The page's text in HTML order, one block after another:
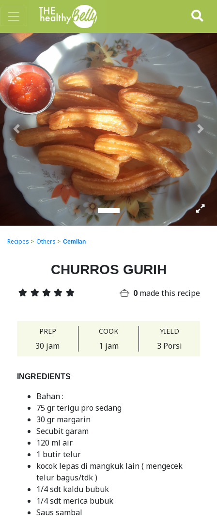
Previous Next
Recipes > Others > Cemilan
CHURROS GURIH
0 made this recipe
PREP
30 jam
COOK
1 jam
YIELD
3 Porsi
INGREDIENTS
Bahan :
75 gr terigu pro sedang
30 gr margarin
Secubit garam
120 ml air
1 butir telur
kocok lepas di mangkuk lain ( mengecek
telur bagus/tdk )
1/4 sdt kaldu bubuk
1/4 sdt merica bubuk
Saus sambal